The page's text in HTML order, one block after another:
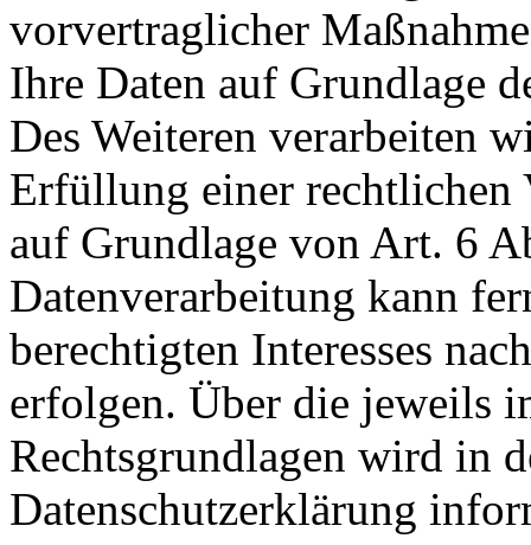
vorvertraglicher
Ihre Daten auf Grundlage
Des Weiteren verarbeiten
Erfüllung einer
auf Grundlage von Art. 6
Datenverarbeitung kann
berechtigten Interesses
erfolgen. Über die jeweils
Rechtsgrundlagen wird in
Datenschutzerklärung